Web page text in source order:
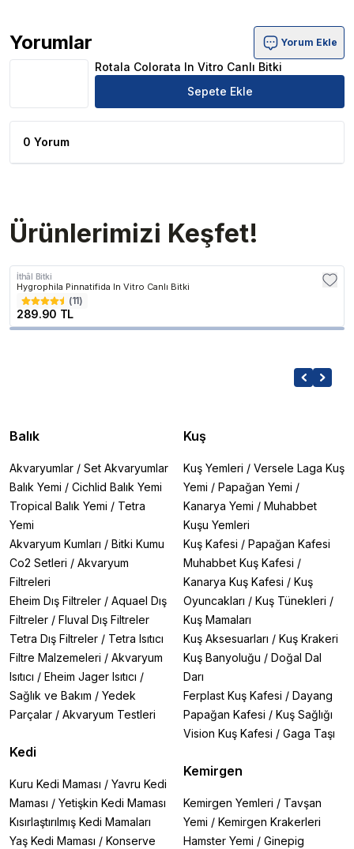
Yorumlar
Rotala Colorata In Vitro Canlı Bitki Ürün Yorumları
Yorum Ekle
Rotala Colorata In Vitro Canlı Bitki
Sepete Ekle
0 Yorum
Ürünlerimizi Keşfet!
İthâl Bitki
Hygrophila Pinnatifida In Vitro Canlı Bitki
(11)
289.90 TL
Balık
Akvaryumlar / Set Akvaryumlar
Balık Yemi / Cichlid Balık Yemi
Tropical Balık Yemi / Tetra
Yemi
Akvaryum Kumları / Bitki Kumu
Co2 Setleri / Akvaryum
Filtreleri
Eheim Dış Filtreler / Aquael Dış
Filtreler / Fluval Dış Filtreler
Tetra Dış Filtreler / Tetra Isıtıcı
Filtre Malzemeleri / Akvaryum
Isıtıcı / Eheim Jager Isıtıcı /
Sağlık ve Bakım / Yedek
Parçalar / Akvaryum Testleri
Kedi
Kuru Kedi Maması / Yavru Kedi
Maması / Yetişkin Kedi Maması
Kısırlaştırılmış Kedi Mamaları
Yaş Kedi Maması / Konserve
Kuş
Kuş Yemleri / Versele Laga Kuş
Yemi / Papağan Yemi /
Kanarya Yemi / Muhabbet
Kuşu Yemleri
Kuş Kafesi / Papağan Kafesi
Muhabbet Kuş Kafesi /
Kanarya Kuş Kafesi / Kuş
Oyuncakları / Kuş Tünekleri /
Kuş Mamaları
Kuş Aksesuarları / Kuş Krakeri
Kuş Banyoluğu / Doğal Dal
Darı
Ferplast Kuş Kafesi / Dayang
Papağan Kafesi / Kuş Sağlığı
Vision Kuş Kafesi / Gaga Taşı
Kemirgen
Kemirgen Yemleri / Tavşan
Yemi / Kemirgen Krakerleri
Hamster Yemi / Ginepig